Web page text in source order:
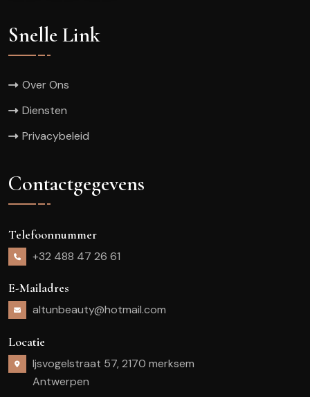
Snelle Link
Over Ons
Diensten
Privacybeleid
Contactgegevens
Telefoonnummer
+32 488 47 26 61
E-Mailadres
altunbeauty@hotmail.com
Locatie
Ijsvogelstraat 57, 2170 merksem
Antwerpen